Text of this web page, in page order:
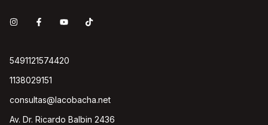
5491121574420
1138029151
consultas@lacobacha.net
Av. Dr. Ricardo Balbin 2436